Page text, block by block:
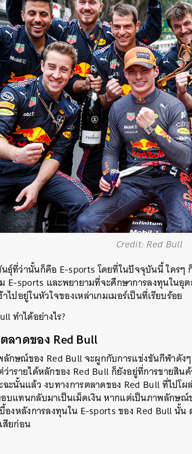
Credit: Red Bull
ธุ์ที่ว่านั้นก็คือ E-sports โดยที่ในปัจจุบันนี้ ใครๆ
E-sports และพยายามที่จะศึกษาการลงทุนในอุ
ไปอยู่ในหัวใจของเหล่าเกมเมอร์เป็นที่เรียบร้อย
ทำได้อย่างไร?
ลาดของ Red Bull
กษณ์ของ Red Bull จะผูกกับการแข่งขันกีฬาดัง
ารายได้หลักของ Red Bull ก็ยังอยู่ที่การขายสิน
ฉะนั้นแล้ว งบทางการตลาดของ Red Bull ที่ไปโ
บแทนกลับมาเป็นเม็ดเงิน หากแต่เป็นภาพลักษ
บื้องหลังการลงทุนใน E-sports ของ Red Bull นั้
สียก่อน
SHARE TWEET LINE